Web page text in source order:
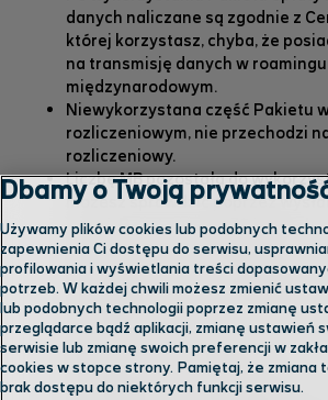
danych naliczane są zgodnie z
której korzystasz, chyba, że
na transmisję danych w roamingu
międzynarodowym.
Niewykorzystana część Pakietu
rozliczeniowym, nie przechodzi
rozliczeniowy.
Liczbę MB pozostałą do
możesz sprawdzić poprzez
treści:Ppod numer2580(w
Transmisja danych nie wlicza się
wyczerpaniu jednostek w
zablokowana. Aby ją odblokować:
- Zakup kolejny pakiet.
działać w momencie aktywacji
(północ czasu polskiego).
- Wyślij SMS-a o treściOdblokuj
Dbamy o Twoją
Używamy plików cookies lub podobnych
zapewnienia Ci dostępu do serwisu,
profilowania i wyświetlania treści
potrzeb. W każdej chwili możesz zmienić
lub podobnych technologii poprzez zmianę
przeglądarce bądź aplikacji, zmianę ustawień
serwisie lub zmianę swoich preferencji w
cookies w stopce strony. Pamiętaj, że zmiana
brak dostępu do niektórych funkcji serwisu.